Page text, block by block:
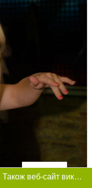
Фільтри
Цей сайт використовує «cookies». Також веб-сайт використовує інтернет-сервіс для збору технічних даних стосовно відвідувачів з метою отримання маркетингової та статистичної інформації. Умови обробки даних відвідувачів сайту див.